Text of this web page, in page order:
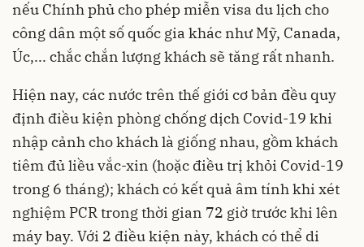
nếu Chính phủ cho phép miễn visa du lịch cho
công dân một số quốc gia khác như Mỹ, Canada,
Úc,... chắc chắn lượng khách sẽ tăng rất nhanh.
Hiện nay, các nước trên thế giới cơ bản đều quy
định điều kiện phòng chống dịch Covid-19 khi
nhập cảnh cho khách là giống nhau, gồm khách
tiêm đủ liều vắc-xin (hoặc điều trị khỏi Covid-19
trong 6 tháng); khách có kết quả âm tính khi xét
nghiệm PCR trong thời gian 72 giờ trước khi lên
máy bay. Với 2 điều kiện này, khách có thể di